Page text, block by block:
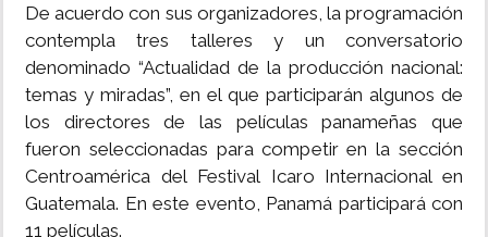
De acuerdo con sus organizadores, la programación
contempla tres talleres y un conversatorio
denominado “Actualidad de la producción nacional:
temas y miradas”, en el que participarán algunos de
los directores de las películas panameñas que
fueron seleccionadas para competir en la sección
Centroamérica del Festival Icaro Internacional en
Guatemala. En este evento, Panamá participará con
11 películas.